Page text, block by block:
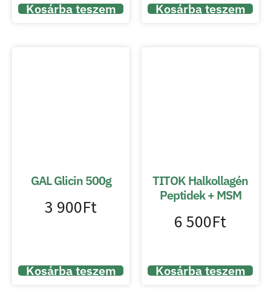
Kosárba teszem Kosárba teszem
GAL Glicin 500g
3 900Ft
Kosárba teszem
TITOK Halkollagén
Peptidek + MSM
6 500Ft
Kosárba teszem